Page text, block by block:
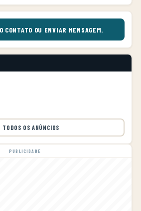
CONTATO OU ENVIAR MENSAGEM.
TODOS OS ANÚNCIOS
PUBLICIDADE